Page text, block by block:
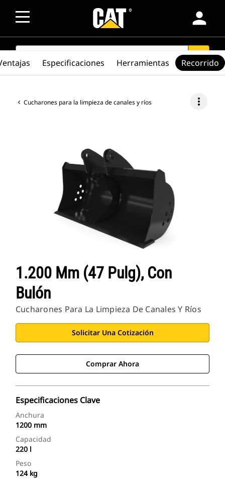
person
SEARCH search
Cucharones para la limpieza de canales y ríos more_vert
1.200 Mm (47 Pulg), Con
Bulón
Cucharones Para La Limpieza De Canales Y Ríos
Solicitar Una Cotización
Comprar Ahora
Especificaciones Clave
Anchura
1200 mm
Capacidad
220 l
Peso
124 kg
Especificaciones Herramientas Recorrido